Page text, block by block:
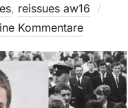
, reissues aw16
Kommentare